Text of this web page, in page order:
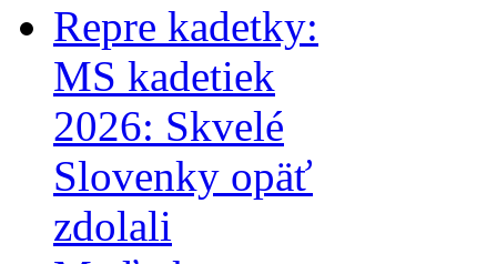
Repre kadetky:
MS kadetiek
2026: Skvelé
Slovenky opäť
zdolali